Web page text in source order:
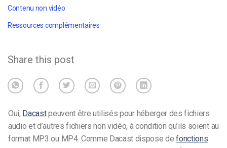
Contenu non vidéo
Ressources complémentaires
Share this post
Oui, Dacastpeuvent être utilisés pour héberger des fichiers
audio et d’autres fichiers non vidéo, à condition qu’ils soient au
format MP3 ou MP4. Comme Dacast dispose defonctions